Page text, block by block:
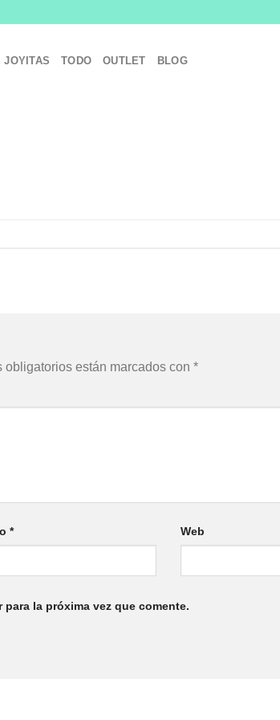
JOYITAS TODO OUTLET BLOG
obligatorios están marcados con *
* Web
la próxima vez que comente.